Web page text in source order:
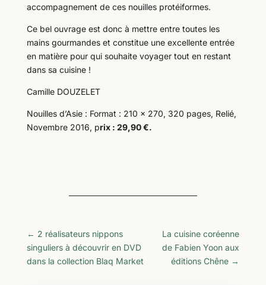
accompagnement de ces nouilles protéiformes.
Ce bel ouvrage est donc à mettre entre toutes les
mains gourmandes et constitue une excellente entrée
en matière pour qui souhaite voyager tout en restant
dans sa cuisine !
Camille DOUZELET
Nouilles d’Asie : Format : 210 x 270, 320 pages, Relié,
Novembre 2016, prix : 29,90 €.
← 2 réalisateurs nippons
singuliers à découvrir en DVD
dans la collection Blaq Market
La cuisine coréenne
de Fabien Yoon aux
éditions Chêne →